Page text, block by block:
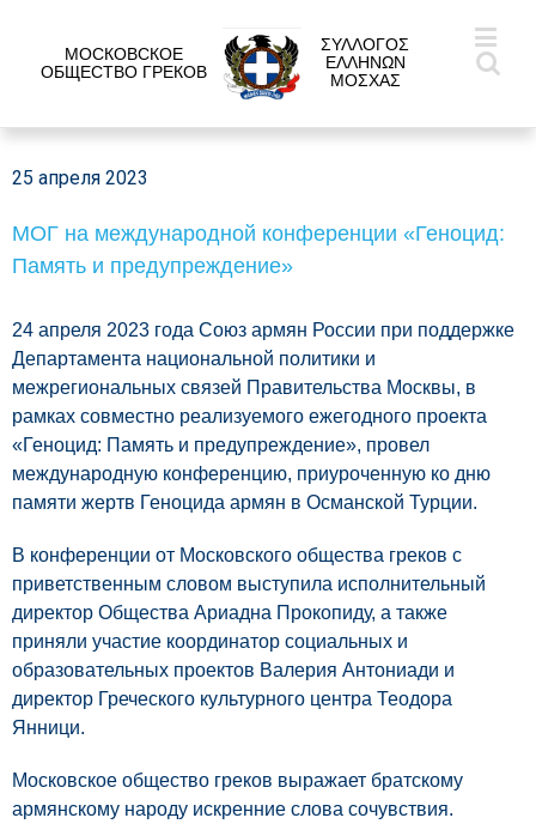
МОСКОВСКОЕ
ОБЩЕСТВО ГРЕКОВ
ΣΥΛΛΟΓΟΣ
ΕΛΛΗΝΩΝ
ΜΟΣΧΑΣ
25 апреля 2023
МОГ на международной конференции «Геноцид:
Память и предупреждение»
24 апреля 2023 года Союз армян России при поддержке
Департамента национальной политики и
межрегиональных связей Правительства Москвы, в
рамках совместно реализуемого ежегодного проекта
«Геноцид: Память и предупреждение», провел
международную конференцию, приуроченную ко дню
памяти жертв Геноцида армян в Османской Турции.
В конференции от Московского общества греков с
приветственным словом выступила исполнительный
директор Общества Ариадна Прокопиду, а также
приняли участие координатор социальных и
образовательных проектов Валерия Антониади и
директор Греческого культурного центра Теодора
Янници.
Московское общество греков выражает братскому
армянскому народу искренние слова сочувствия.